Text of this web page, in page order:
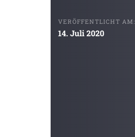
VERÖFFENTLICHT AM:
14. Juli 2020